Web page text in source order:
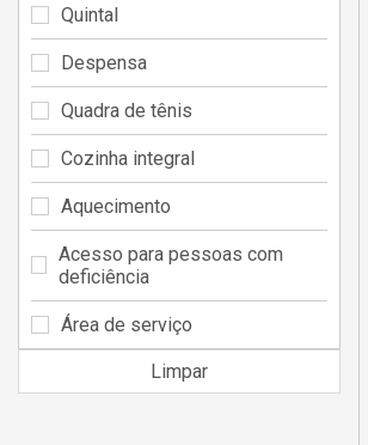
Quintal
Despensa
Quadra de tênis
Cozinha integral
Aquecimento
Acesso para pessoas com
deficiência
Área de serviço
Limpar